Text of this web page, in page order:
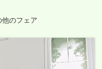
のフェア